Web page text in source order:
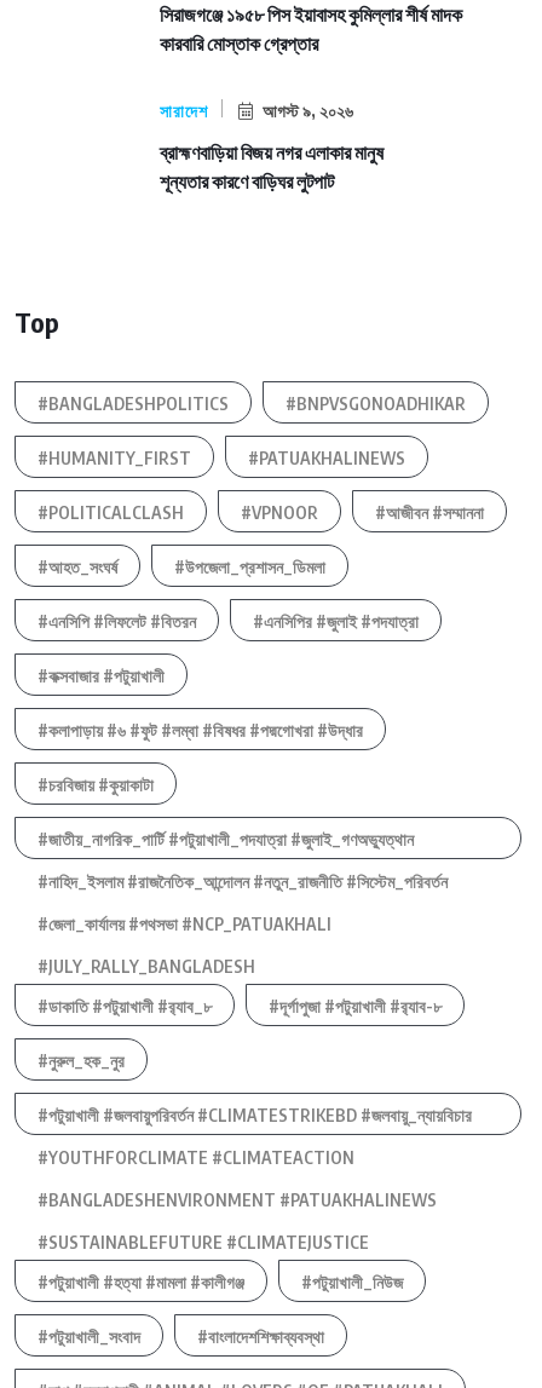
সিরাজগঞ্জে ১৯৫৮ পিস ইয়াবাসহ কুমিল্লার শীর্ষ মাদক
কারবারি মোস্তাক গ্রেপ্তার
সারাদেশ আগস্ট ৯, ২০২৬
ব্রাহ্মণবাড়িয়া বিজয় নগর এলাকার মানুষ
শূন্যতার কারণে বাড়িঘর লুটপাট
Top
#BANGLADESHPOLITICS #BNPVSGONOADHIKAR
#HUMANITY_FIRST #PATUAKHALINEWS
#POLITICALCLASH #VPNOOR #আজীবন #সম্মাননা
#আহত_সংঘর্ষ #উপজেলা_প্রশাসন_ডিমলা
#এনসিপি #লিফলেট #বিতরন #এনসিপির #জুলাই #পদযাত্রা
#কক্সবাজার #পটুয়াখালী
#কলাপাড়ায় #৬ #ফুট #লম্বা #বিষধর #পদ্মগোখরা #উদ্ধার
#চরবিজায় #কুয়াকাটা
#জাতীয়_নাগরিক_পার্টি #পটুয়াখালী_পদযাত্রা #জুলাই_গণঅভ্যুত্থান
#নাহিদ_ইসলাম #রাজনৈতিক_আন্দোলন #নতুন_রাজনীতি #সিস্টেম_পরিবর্তন
#জেলা_কার্যালয় #পথসভা #NCP_PATUAKHALI
#JULY_RALLY_BANGLADESH
#ডাকাতি #পটুয়াখালী #র‍্যাব_৮
#দূর্গাপুজা #পটুয়াখালী #র‍্যাব-৮
#নুরুল_হক_নুর
#পটুয়াখালী #জলবায়ুপরিবর্তন #CLIMATESTRIKEBD #জলবায়ু_ন্যায়বিচার
#YOUTHFORCLIMATE #CLIMATEACTION
#BANGLADESHENVIRONMENT #PATUAKHALINEWS
#SUSTAINABLEFUTURE #CLIMATEJUSTICE
#পটুয়াখালী #হত্যা #মামলা #কালীগঞ্জ
#পটুয়াখালী_নিউজ
#পটুয়াখালী_সংবাদ #বাংলাদেশশিক্ষাব্যবস্থা